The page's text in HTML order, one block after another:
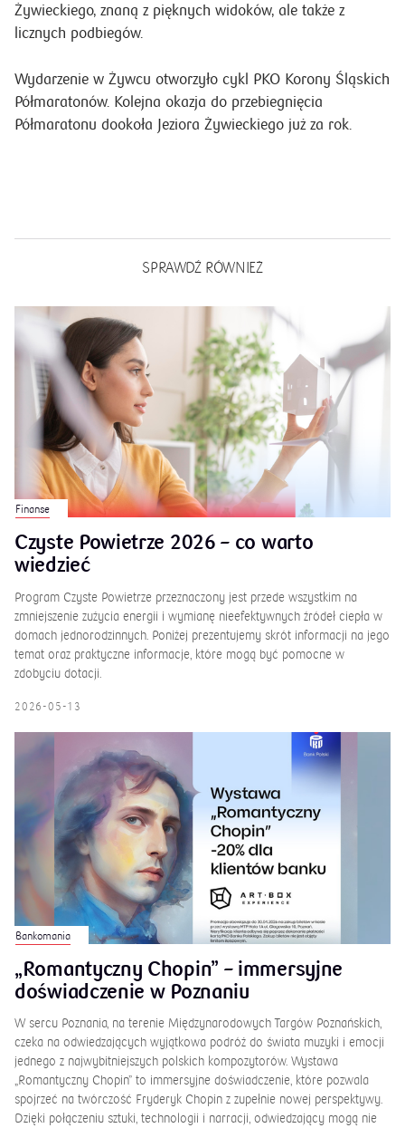
Żywieckiego, znaną z pięknych widoków, ale także z
licznych podbiegów.
Wydarzenie w Żywcu otworzyło cykl PKO Korony Śląskich
Półmaratonów. Kolejna okazja do przebiegnięcia
Półmaratonu dookoła Jeziora Żywieckiego już za rok.
SPRAWDŹ RÓWNIEŻ
Finanse
Czyste Powietrze 2026 – co warto
wiedzieć
Program Czyste Powietrze przeznaczony jest przede wszystkim na
zmniejszenie zużycia energii i wymianę nieefektywnych źródeł ciepła w
domach jednorodzinnych. Poniżej prezentujemy skrót informacji na jego
temat oraz praktyczne informacje, które mogą być pomocne w
zdobyciu dotacji.
2026-05-13
Bankomania
„Romantyczny Chopin” – immersyjne
doświadczenie w Poznaniu
W sercu Poznania, na terenie Międzynarodowych Targów Poznańskich,
czeka na odwiedzających wyjątkowa podróż do świata muzyki i emocji
jednego z najwybitniejszych polskich kompozytorów. Wystawa
„Romantyczny Chopin” to immersyjne doświadczenie, które pozwala
spojrzeć na twórczość Fryderyk Chopin z zupełnie nowej perspektywy.
Dzięki połączeniu sztuki, technologii i narracji, odwiedzający mogą nie